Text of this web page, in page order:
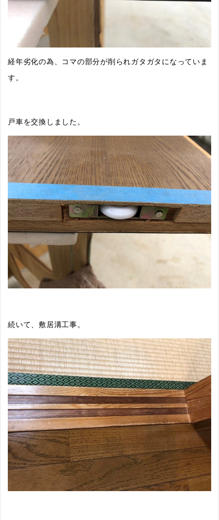
経年劣化の為、コマの部分が削られガタガタになっていま
す。
戸車を交換しました。
続いて、敷居溝工事。